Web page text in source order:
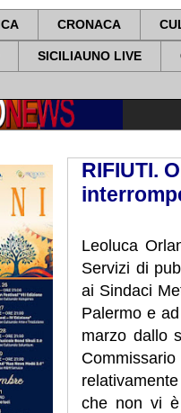
CRONACA
SICILIAUNO LIVE
RIFIUTI.
Leoluca
Servizi di
ai Sindaci
Palermo e
marzo dallo
che non vi è